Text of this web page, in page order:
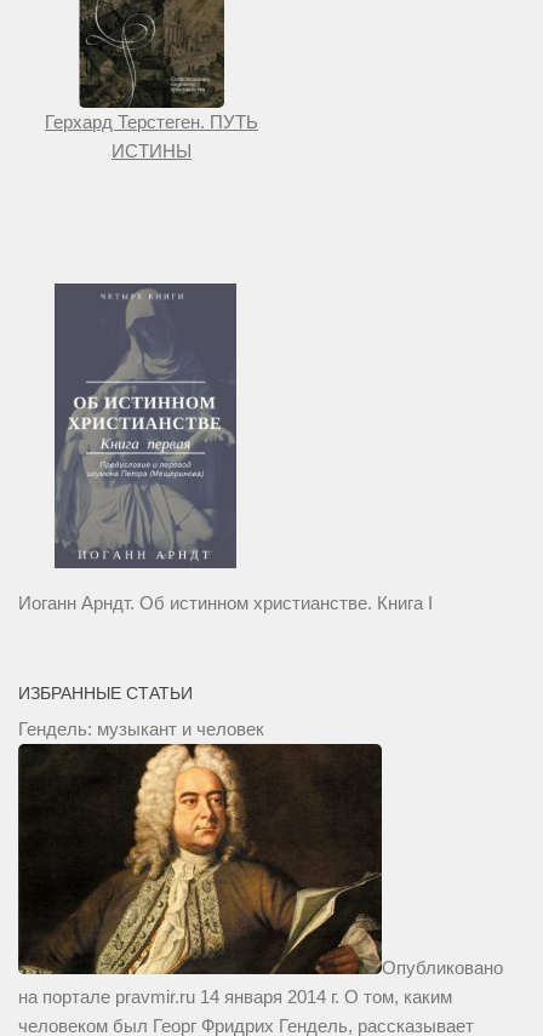
Герхард Терстеген. ПУТЬ
ИСТИНЫ
Иоганн Арндт. Об истинном христианстве. Книга I
ИЗБРАННЫЕ СТАТЬИ
Гендель: музыкант и человек
Опубликовано
на портале pravmir.ru 14 января 2014 г. О том, каким
человеком был Георг Фридрих Гендель, рассказывает